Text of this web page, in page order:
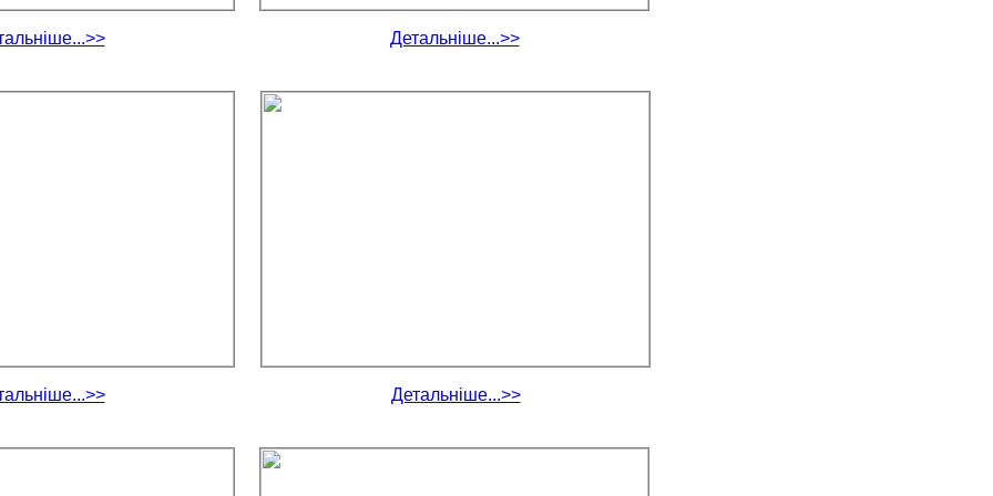
Детальніше...>>
Детальніше...>>